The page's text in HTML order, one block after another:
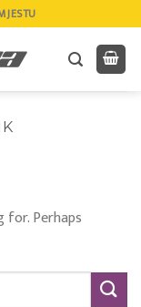
for. Perhaps